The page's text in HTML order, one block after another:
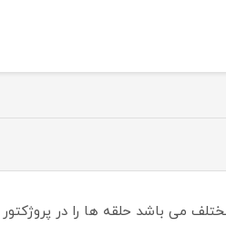
رو تجربه کنید. این ست دارای 3 حلقه با عکس های مختلف می باشد حلقه ها